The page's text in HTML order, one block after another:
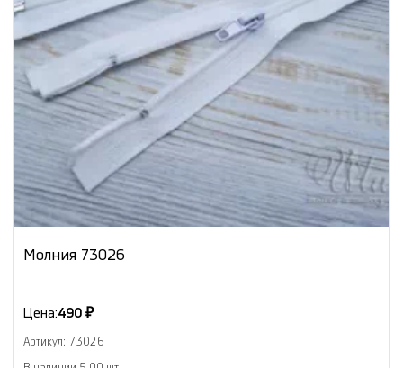
Молния 73026
Цена:490 ₽
Артикул: 73026